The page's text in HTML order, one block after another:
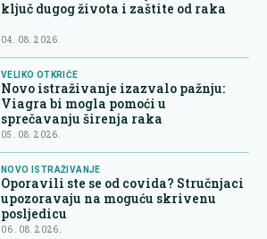
ključ dugog života i zaštite od raka
04. 08. 2026.
VELIKO OTKRIĆE
Novo istraživanje izazvalo pažnju:
Viagra bi mogla pomoći u
sprečavanju širenja raka
05. 08. 2026.
NOVO ISTRAŽIVANJE
Oporavili ste se od covida? Stručnjaci
upozoravaju na moguću skrivenu
posljedicu
06. 08. 2026.